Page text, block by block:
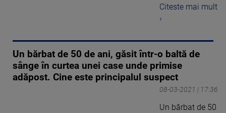
Citeste mai mult
›
Un bărbat de 50 de ani, găsit într-o baltă de
sânge în curtea unei case unde primise
adăpost. Cine este principalul suspect
08-03-2021 | 17:36
Un bărbat de 50